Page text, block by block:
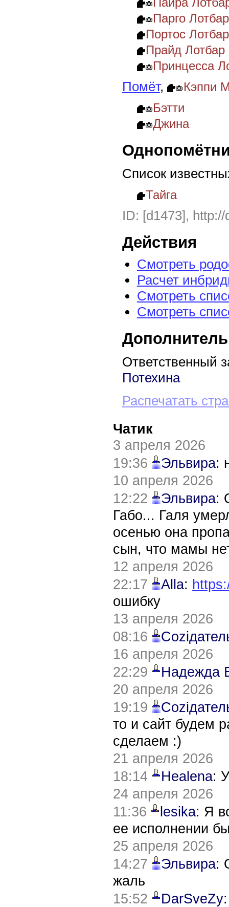
Парго Лотбар
Портос Лотбар
Прайд Лотбар
Принцесса
Помёт,
Кэппи
Бэтти
Джина
Список
Тайга
ID: [d1473],
Действия
Смотреть
Расчет
Смотреть
Смотреть
Ответственный
Потехина
Распечатать
Чатик
3 апреля 2026
19:36
Эльвира:
10 апреля 2026
12:22
Эльвира:
Габо... Галя
осенью она
сын, что мамы
12 апреля 2026
22:17
Alla:
ошибку
13 апреля 2026
08:16
16 апреля 2026
22:29
Надежда
20 апреля 2026
19:19
то и сайт будем
сделаем :)
21 апреля 2026
18:14
Healena:
24 апреля 2026
11:36
lesika: Я
ее исполнении
25 апреля 2026
14:27
Эльвира:
жаль
15:52
DarSveZy